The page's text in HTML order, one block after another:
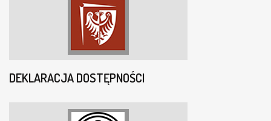
DEKLARACJA DOSTĘPNOŚCI